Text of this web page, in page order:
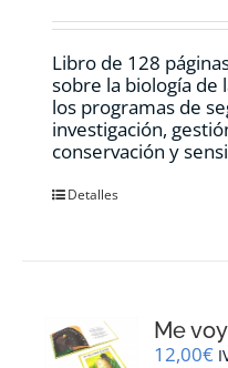
Libro de 128
sobre la biología de
los programas de
investigación,
conservación y
Detalles
Me
12,00€